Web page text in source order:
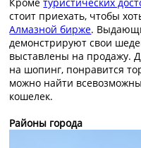
стоит приехать, чтобы
Алмазной бирже.
демонстрируют свои
выставлены на продажу.
на шопинг, понравится
можно найти
кошелек.
Районы города